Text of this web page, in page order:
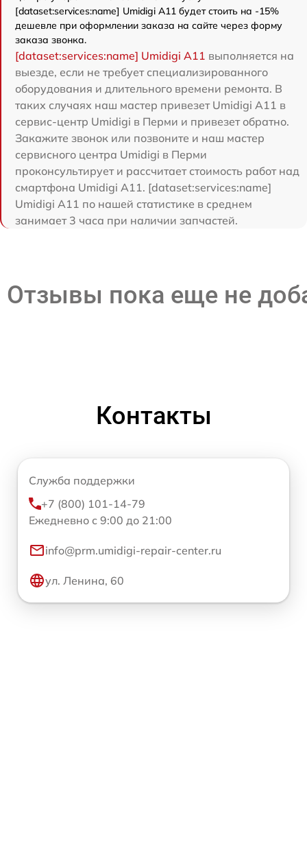
[dataset:services:name] Umidigi A11 будет стоить на -15%
дешевле при оформлении заказа на сайте через форму
заказа звонка.
[dataset:services:name] Umidigi A11 выполняется на
выезде, если не требует специализированного
оборудования и длительного времени ремонта. В
таких случаях наш мастер привезет Umidigi A11 в
сервис-центр Umidigi в Перми и привезет обратно.
Закажите звонок или позвоните и наш мастер
сервисного центра Umidigi в Перми
проконсультирует и рассчитает стоимость работ над
смартфона Umidigi A11. [dataset:services:name]
Umidigi A11 по нашей статистике в среднем
занимает 3 часа при наличии запчастей.
Отзывы пока еще не
Контакты
Служба поддержки
+7 (800) 101-14-79
Ежедневно с 9:00 до 21:00
info@prm.umidigi-repair-center.ru
ул. Ленина, 60